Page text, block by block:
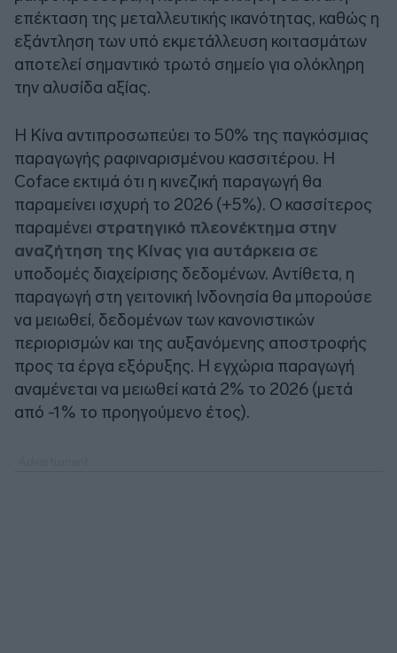
επέκταση της μεταλλευτικής ικανότητας, καθώς η
εξάντληση των υπό εκμετάλλευση κοιτασμάτων
αποτελεί σημαντικό τρωτό σημείο για ολόκληρη
την αλυσίδα αξίας.
Η Κίνα αντιπροσωπεύει το 50% της παγκόσμιας
παραγωγής ραφιναρισμένου κασσιτέρου. Η
Coface εκτιμά ότι η κινεζική παραγωγή θα
παραμείνει ισχυρή το 2026 (+5%). Ο κασσίτερος
παραμένει στρατηγικό πλεονέκτημα στην
αναζήτηση της Κίνας για αυτάρκεια σε
υποδομές διαχείρισης δεδομένων. Αντίθετα, η
παραγωγή στη γειτονική Ινδονησία θα μπορούσε
να μειωθεί, δεδομένων των κανονιστικών
περιορισμών και της αυξανόμενης αποστροφής
προς τα έργα εξόρυξης. Η εγχώρια παραγωγή
αναμένεται να μειωθεί κατά 2% το 2026 (μετά
από -1% το προηγούμενο έτος).